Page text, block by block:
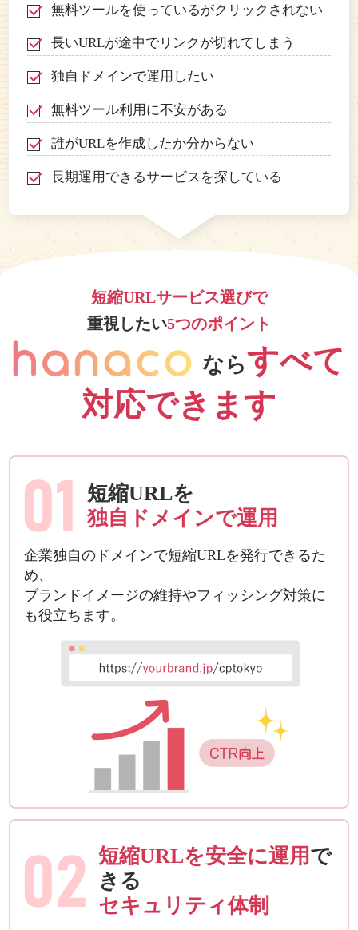
無料ツールを使っているがクリックされない
長いURLが途中でリンクが切れてしまう
独自ドメインで運用したい
無料ツール利用に不安がある
誰がURLを作成したか分からない
長期運用できるサービスを探している
短縮URLサービス選びで
重視したい5つのポイント
ならすべて
対応できます
01
短縮URLを
独自ドメインで運用
企業独自のドメインで短縮URLを発行できるた
め、
ブランドイメージの維持やフィッシング対策に
も役立ちます。
02 短縮URLを安全に運用で
きる
セキュリティ体制